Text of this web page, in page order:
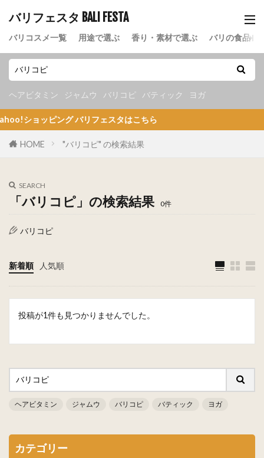
バリフェスタ BALI FESTA
バリコスメ一覧 用途で選ぶ 香り・素材で選ぶ バリの食品
ヘアビタミン ジャムウ バリコピ バティック ヨガ
ピング バリフェスタはこちら
HOME "バリコピ" の検索結果
SEARCH
「バリコピ」の検索結果 0件
バリコピ
新着順 人気順
投稿が1件も見つかりませんでした。
ヘアビタミン ジャムウ バリコピ バティック ヨガ
カテゴリー